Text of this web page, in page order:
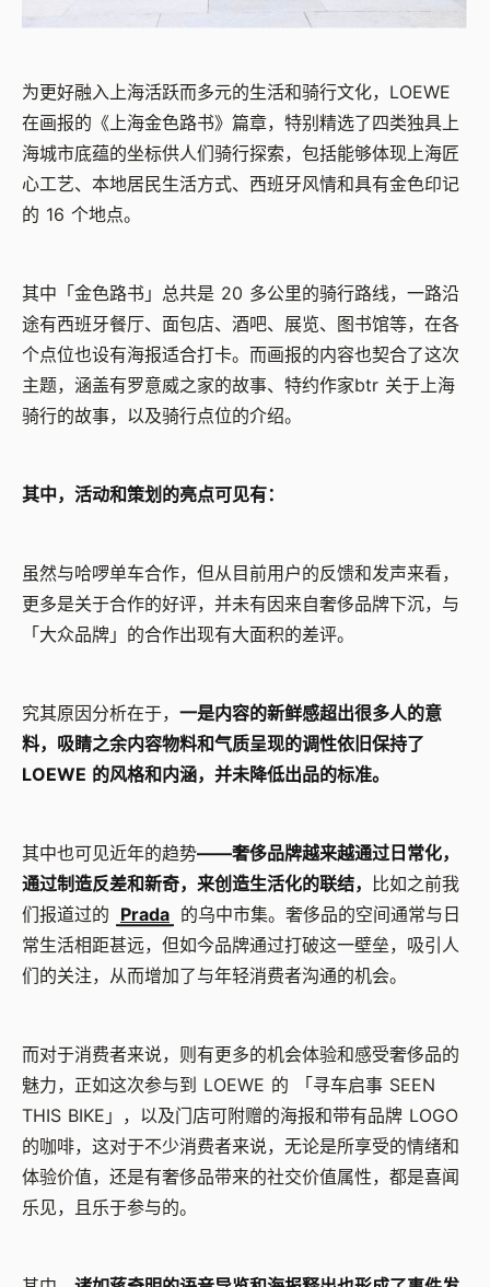
为更好融入上海活跃而多元的生活和骑行文化，LOEWE
在画报的《上海金色路书》篇章，特别精选了四类独具上
海城市底蕴的坐标供人们骑行探索，包括能够体现上海匠
心工艺、本地居民生活方式、西班牙风情和具有金色印记
的 16 个地点。
其中「金色路书」总共是 20 多公里的骑行路线，一路沿
途有西班牙餐厅、面包店、酒吧、展览、图书馆等，在各
个点位也设有海报适合打卡。而画报的内容也契合了这次
主题，涵盖有罗意威之家的故事、特约作家btr 关于上海
骑行的故事，以及骑行点位的介绍。
其中，活动和策划的亮点可见有：
虽然与哈啰单车合作，但从目前用户的反馈和发声来看，
更多是关于合作的好评，并未有因来自奢侈品牌下沉，与
「大众品牌」的合作出现有大面积的差评。
究其原因分析在于， 一是内容的新鲜感超出很多人的意
料，吸睛之余内容物料和气质呈现的调性依旧保持了
LOEWE 的风格和内涵，并未降低出品的标准。
其中也可见近年的趋势——奢侈品牌越来越通过日常化，
通过制造反差和新奇，来创造生活化的联结，
比如之前我
们报道过的 Prada 的乌中市集。奢侈品的空间通常与日
常生活相距甚远，但如今品牌通过打破这一壁垒，吸引人
们的关注，从而增加了与年轻消费者沟通的机会。
而对于消费者来说，则有更多的机会体验和感受奢侈品的
魅力，正如这次参与到 LOEWE 的 「寻车启事 SEEN
THIS BIKE」，以及门店可附赠的海报和带有品牌 LOGO
的咖啡，这对于不少消费者来说，无论是所享受的情绪和
体验价值，还是有奢侈品带来的社交价值属性，都是喜闻
乐见，且乐于参与的。